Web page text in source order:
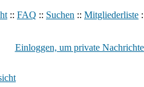
:: FAQ :: Suchen :: Mitgliederliste
Einloggen, um private